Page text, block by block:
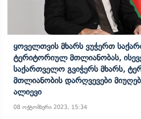
Ყოველთვის Მხარს Ვუჭერთ
Ტერიტორიულ Მთლიანობას,
Საქართველო Გვიჭერს Მხარს,
Მთლიანობის Დარღვევები
Ალიევი
08 ოქტომბერი 2023, 15:34